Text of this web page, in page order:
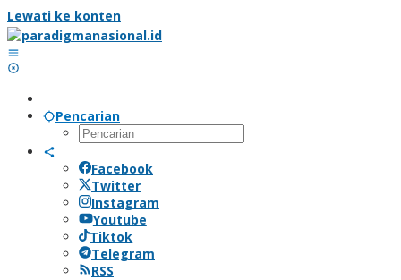
Lewati ke konten
Pencarian
Facebook
Twitter
Instagram
Youtube
Tiktok
Telegram
RSS